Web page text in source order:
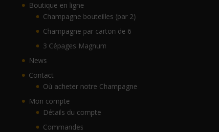
Boutique en ligne
Champagne bouteilles (par 2)
Champagne par carton de 6
3 Cépages Magnum
News
Contact
Où acheter notre Champagne
Mon compte
Détails du compte
Commandes